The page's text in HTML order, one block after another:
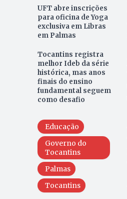
UFT abre inscrições
para oficina de Yoga
exclusiva em Libras
em Palmas
Tocantins registra
melhor Ideb da série
histórica, mas anos
finais do ensino
fundamental seguem
como desafio
Educação
Governo do
Tocantins
Palmas
Tocantins